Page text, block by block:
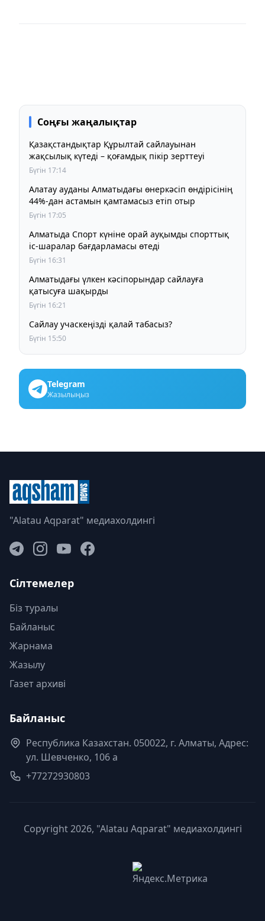
Соңғы жаңалықтар
Қазақстандықтар Құрылтай сайлауынан
жақсылық күтеді – қоғамдық пікір зерттеуі
Бүгін 17:14
Алатау ауданы Алматыдағы өнеркәсіп өндірісінің
44%-дан астамын қамтамасыз етіп отыр
Бүгін 17:05
Алматыда Спорт күніне орай ауқымды спорттық
іс-шаралар бағдарламасы өтеді
Бүгін 16:31
Алматыдағы үлкен кәсіпорындар сайлауға
қатысуға шақырды
Бүгін 16:21
Сайлау учаскеңізді қалай табасыз?
Бүгін 15:50
Telegram
Жазылыңыз
"Alatau Aqparat" медиахолдингі
Сілтемелер
Біз туралы
Байланыс
Жарнама
Жазылу
Газет архиві
Байланыс
Республика Казахстан. 050022, г. Алматы, Адрес:
ул. Шевченко, 106 а
+77272930803
Copyright 2026, "Alatau Aqparat" медиахолдингі